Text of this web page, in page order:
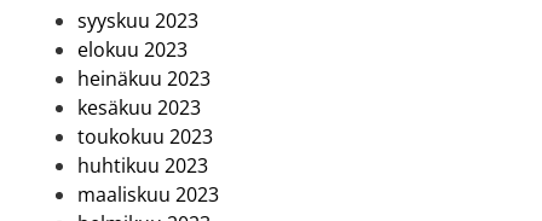
syyskuu 2023
elokuu 2023
heinäkuu 2023
kesäkuu 2023
toukokuu 2023
huhtikuu 2023
maaliskuu 2023